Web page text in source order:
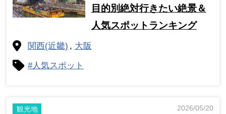
目的別絶対行きたい絶景＆
人気スポットランキング
関西(近畿) 大阪
#人気スポット
観光地 2026/05/20